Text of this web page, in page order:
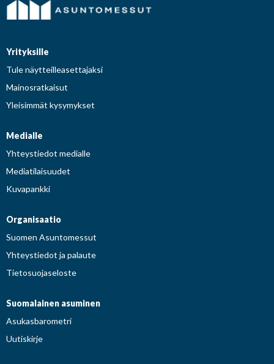
Yrityksille
Tule näytteilleasettajaksi
Mainosratkaisut
Yleisimmät kysymykset
Medialle
Yhteystiedot medialle
Mediatilaisuudet
Kuvapankki
Organisaatio
Suomen Asuntomessut
Yhteystiedot ja palaute
Tietosuojaseloste
Suomalainen asuminen
Asukasbarometri
Uutiskirje